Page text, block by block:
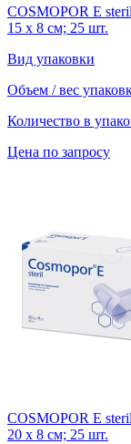
COSMOPOR E
15 х 8 см; 25 шт.
Вид упаковки
Объем / вес
Количество в
Цена по запросу
COSMOPOR E
20 х 8 см; 25 шт.